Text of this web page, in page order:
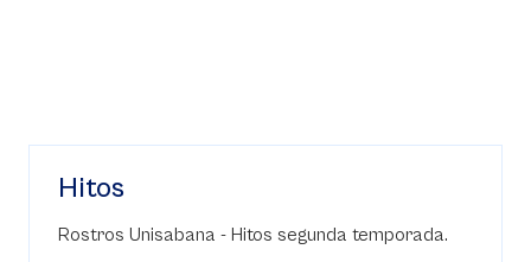
Hitos
Rostros Unisabana - Hitos segunda temporada.